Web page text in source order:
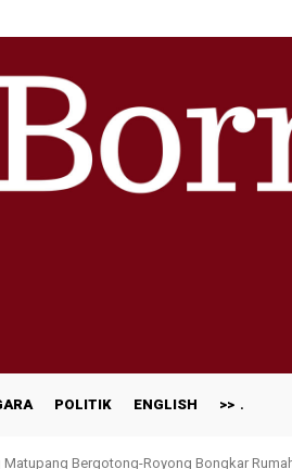
POLITIK ENGLISH >>
Bergotong-Royong Bongkar